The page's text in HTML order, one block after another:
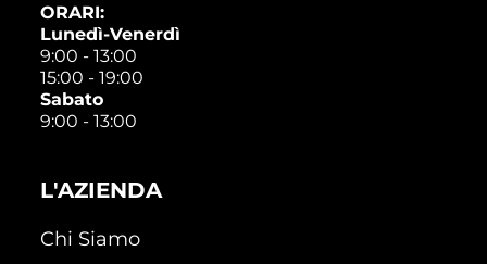
ORARI:
Lunedì-Venerdì
9:00 - 13:00
15:00 - 19:00
Sabato
9:00 - 13:00
L'AZIENDA
Chi Siamo